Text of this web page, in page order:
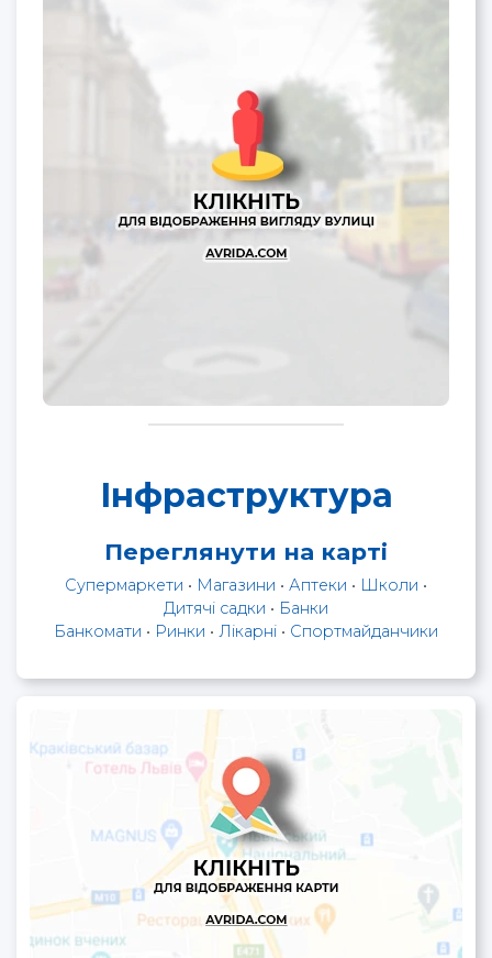
Інфраструктура
Переглянути на карті
Супермаркети • Магазини • Аптеки • Школи •
Дитячі садки • Банки
Банкомати • Ринки • Лікарні • Спортмайданчики